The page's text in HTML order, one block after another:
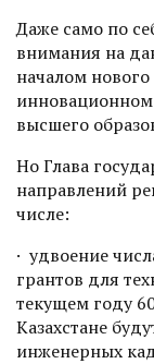
Даже само по
внимания на
началом
высшего
Но Глава
направлений
числе:
· удвоение
грантов для
текущем году
Казахстане
инженерных